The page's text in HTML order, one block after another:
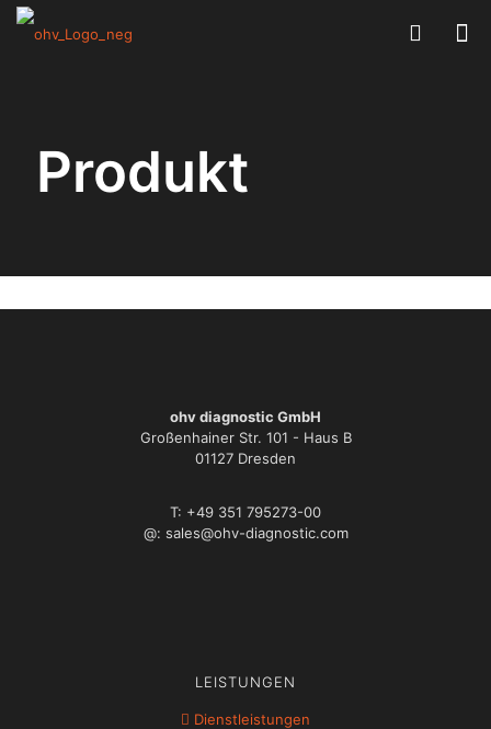
Produkt
ohv diagnostic GmbH
Großenhainer Str. 101 - Haus B
01127 Dresden
T: +49 351 795273-00
@: sales@ohv-diagnostic.com
LEISTUNGEN
Dienstleistungen